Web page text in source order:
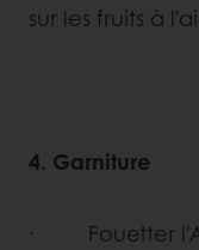
sur les fruits à
4. Garniture
· Fouetter